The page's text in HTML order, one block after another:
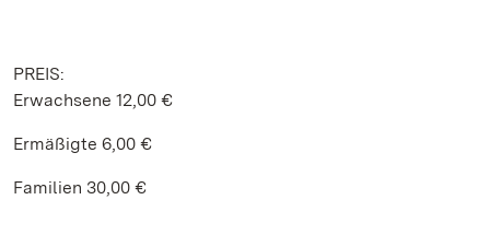
PREIS:
Erwachsene 12,00 €
Ermäßigte 6,00 €
Familien 30,00 €